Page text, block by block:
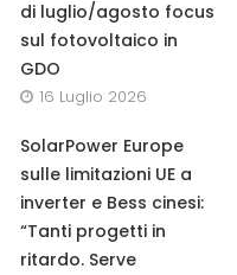
di luglio/agosto focus
sul fotovoltaico in
GDO
16 Luglio 2026
SolarPower Europe
sulle limitazioni UE a
inverter e Bess cinesi:
“Tanti progetti in
ritardo. Serve